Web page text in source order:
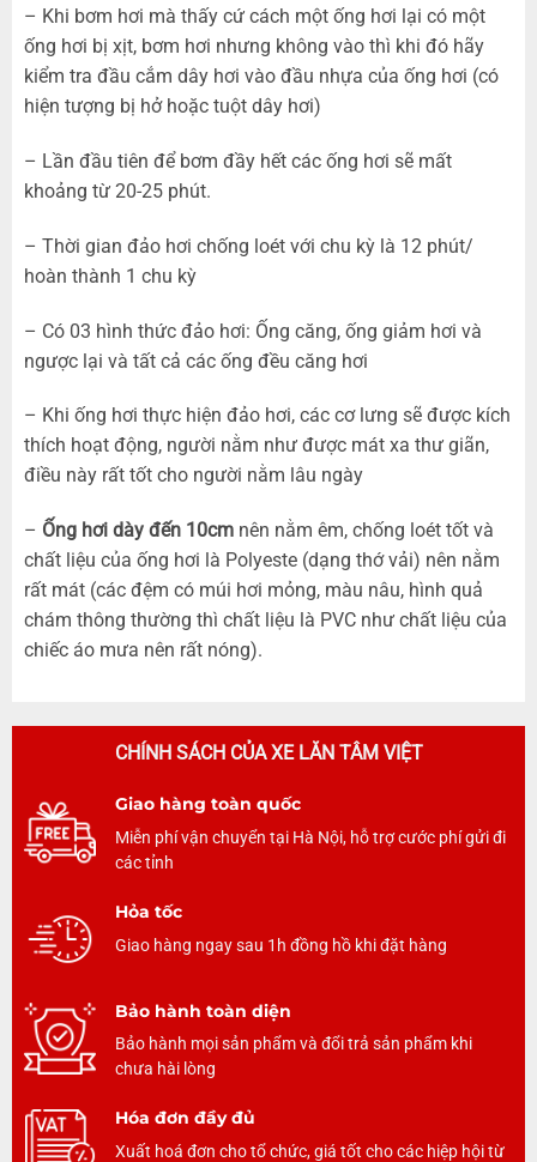
– Khi bơm hơi mà thấy cứ cách một ống hơi lại có một
ống hơi bị xịt, bơm hơi nhưng không vào thì khi đó hãy
kiểm tra đầu cắm dây hơi vào đầu nhựa của ống hơi (có
hiện tượng bị hở hoặc tuột dây hơi)
– Lần đầu tiên để bơm đầy hết các ống hơi sẽ mất
khoảng từ 20-25 phút.
– Thời gian đảo hơi chống loét với chu kỳ là 12 phút/
hoàn thành 1 chu kỳ
– Có 03 hình thức đảo hơi: Ống căng, ống giảm hơi và
ngược lại và tất cả các ống đều căng hơi
– Khi ống hơi thực hiện đảo hơi, các cơ lưng sẽ được kích
thích hoạt động, người nằm như được mát xa thư giãn,
điều này rất tốt cho người nằm lâu ngày
– Ống hơi dày đến 10cmnên nằm êm, chống loét tốt và
chất liệu của ống hơi là Polyeste (dạng thớ vải) nên nằm
rất mát (các đệm có múi hơi mỏng, màu nâu, hình quả
chám thông thường thì chất liệu là PVC như chất liệu của
chiếc áo mưa nên rất nóng).
CHÍNH SÁCH CỦA XE LĂN TÂM VIỆT
Giao hàng toàn quốc
Miễn phí vận chuyển tại Hà Nội, hỗ trợ cước phí gửi đi
các tỉnh
Hỏa tốc
Giao hàng ngay sau 1h đồng hồ khi đặt hàng
Bảo hành toàn diện
Bảo hành mọi sản phẩm và đổi trả sản phẩm khi
chưa hài lòng
Hóa đơn đầy đủ
Xuất hoá đơn cho tổ chức, giá tốt cho các hiệp hội từ